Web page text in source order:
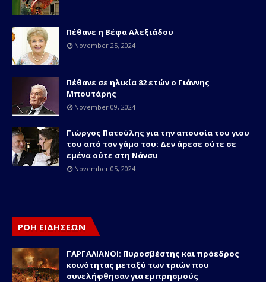
Πέθανε η Βέφα Αλεξιάδου
November 25, 2024
Πέθανε σε ηλικία 82 ετών o Γιάννης
Μπουτάρης
November 09, 2024
Γιώργος Πατούλης για την απουσία του γιου
του από τον γάμο του: Δεν άρεσε ούτε σε
εμένα ούτε στη Νάνσυ
November 05, 2024
ΡΟΗ ΕΙΔΗΣΕΩΝ
ΓΑΡΓΑΛΙΑΝΟΙ: Πυροσβέστης και πρόεδρος
κοινότητας μεταξύ των τριών που
συνελήφθησαν για εμπρησμούς